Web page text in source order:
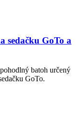
sedačku GoTo a
batoh určený
GoTo.